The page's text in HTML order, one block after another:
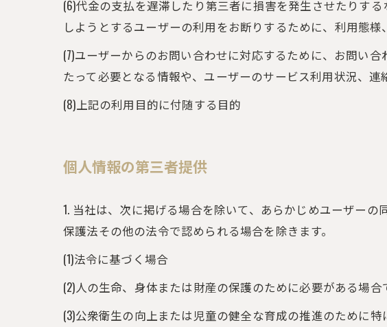
(6)代金の支払を遅滞したり第三者に損害を発生させたりす
しようとするユーザーの利用をお断りするために、利用態
(7)ユーザーからのお問い合わせに対応するために、お問い
たって必要となる情報や、ユーザーのサービス利用状況、
(8)上記の利用目的に付随する目的
個人情報の第三者提供
1. 当社は、次に掲げる場合を除いて、あらかじめユーザー
保護法その他の法令で認められる場合を除きます。
(1)法令に基づく場合
(2)人の生命、身体または財産の保護のために必要がある場
(3)公衆衛生の向上または児童の健全な育成の推進のために